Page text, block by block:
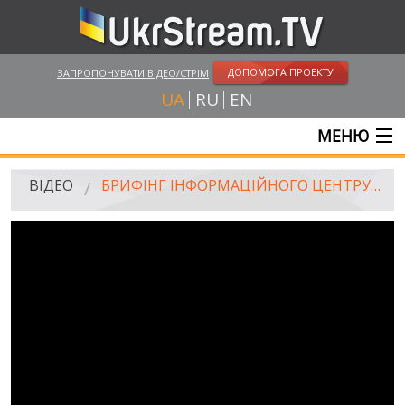
ЗАПРОПОНУВАТИ ВІДЕО/СТРІМ ДОПОМОГА ПРОЕКТУ
UA RU EN
МЕНЮ
ГОЛОВНА
ВІДЕО БРИФІНГ ІНФОРМАЦІЙНОГО ЦЕНТРУ РНБО ПРО ПОДІЇ В УКРАЇНІ, 04.09.2014 (12.30)